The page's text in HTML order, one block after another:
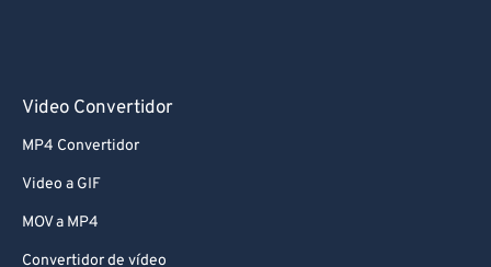
Video Convertidor
MP4 Convertidor
Video a GIF
MOV a MP4
Convertidor de vídeo